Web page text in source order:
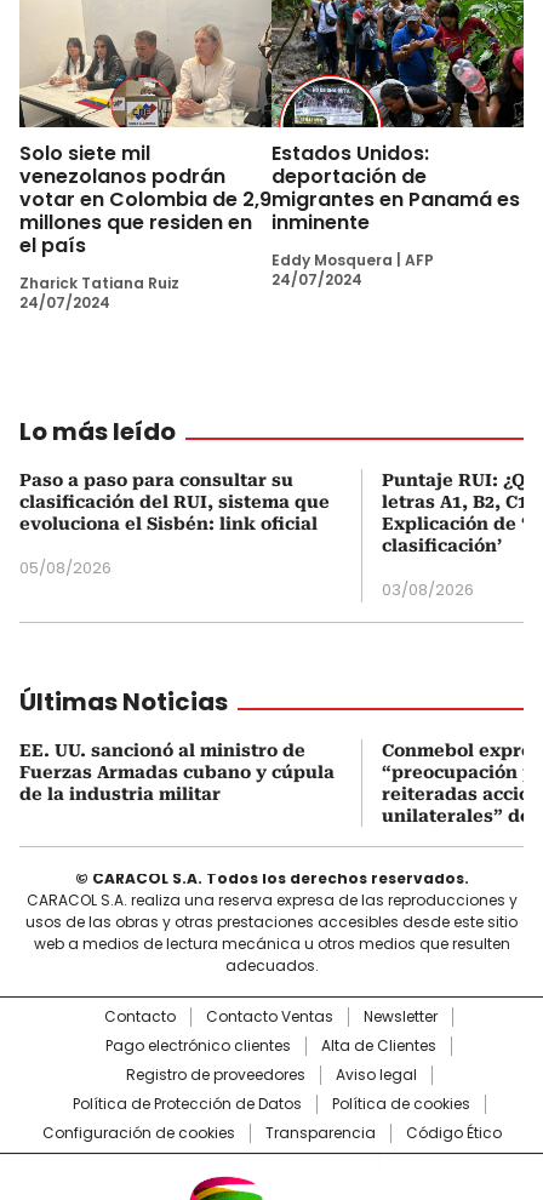
Solo siete mil
venezolanos podrán
votar en Colombia de 2,9
millones que residen en
el país
Zharick Tatiana Ruiz
24/07/2024
Estados Unidos:
deportación de
migrantes en Panamá es
inminente
Eddy Mosquera
AFP
24/07/2024
Lo más leído
Paso a paso para consultar su
clasificación del RUI, sistema que
evoluciona el Sisbén: link oficial
05/08/2026
Puntaje RUI:
letras A1, B2, C1
Explicación de
clasificación’
03/08/2026
Últimas Noticias
EE. UU. sancionó al ministro de
Fuerzas Armadas cubano y cúpula
de la industria militar
Conmebol
“preocupación
reiteradas
unilaterales” de
© CARACOL S.A. Todos los derechos reservados.
CARACOL S.A. realiza una reserva expresa de las reproducciones y
usos de las obras y otras prestaciones accesibles desde este sitio
web a medios de lectura mecánica u otros medios que resulten
adecuados.
Contacto Contacto Ventas
Newsletter
Pago electrónico clientes
Alta de Clientes
Registro de proveedores
Aviso legal
Política de Protección de Datos
Política de cookies
Configuración de cookies
Transparencia Código Ético